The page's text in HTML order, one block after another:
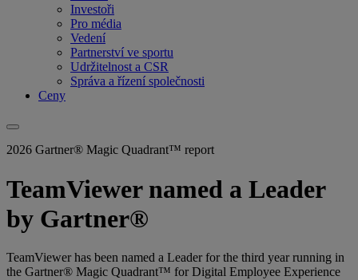
Investoři
Pro média
Vedení
Partnerství ve sportu
Udržitelnost a CSR
Správa a řízení společnosti
Ceny
2026 Gartner® Magic Quadrant™ report
TeamViewer named a Leader
by Gartner®
TeamViewer has been named a Leader for the third year running in
the Gartner® Magic Quadrant™ for Digital Employee Experience